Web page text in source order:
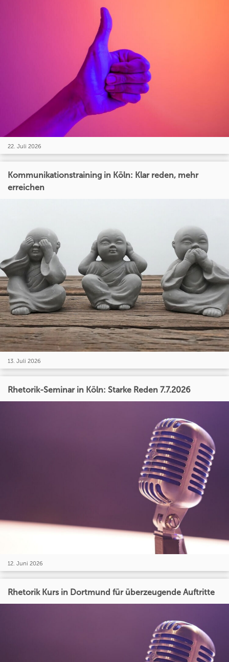
22. Juli 2026
Kommunikationstraining in Köln: Klar reden, mehr
erreichen
13. Juli 2026
Rhetorik-Seminar in Köln: Starke Reden 7.7.2026
12. Juni 2026
Rhetorik Kurs in Dortmund für überzeugende Auftritte